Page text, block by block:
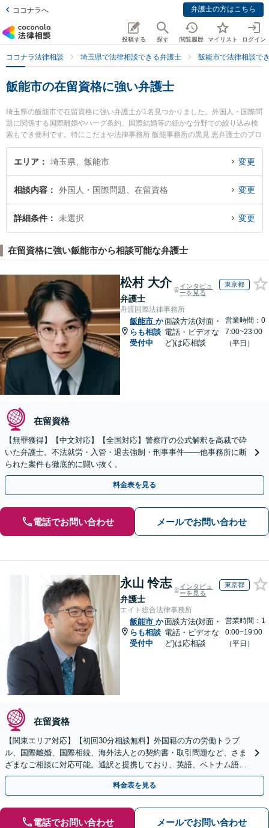
ココナラへ 弁護士の方はこちら
投稿する 探す 閲覧履歴 マイリスト ログイン
ココナラ法律相談 埼玉県で法律相談できる弁護士 飯能市で法律相談で
飯能市の在留資格に強い弁護士
埼玉県の飯能市で在留資格に強い弁護士が1名見つかりました。外国人・国際問
題に関係する国際離婚やハーグ条約、国際結婚等の細かな分野での絞り込み検
索もでき便利です。特にこだまや法律事務所 飯能事務所の黒見 恵弁護士のプロ
フィール情報や弁護士費用、強みなどが注目されています。『飯能市で土日や
夜間に発生した在留資格のトラブルを今すぐに弁護士に相談したい』『在留資
の相談者さんにおすすめです。
エリア 埼玉県、飯能市 変更
相談内容 外国人・国際問題、在留資格 変更
詳細条件 未選択 変更
在留資格に強い飯能市から相談可能な弁護士
松村 大介
弁護士
インタビュ
ーを見る
東京都
舟渡国際法律事務所
飯能市 か
らも相談
受付中
面談方法(対面・
電話・ビデオな
ど)は応相談
営業時間：0
7:00~23:00
（平日）
在留資格
【無罪獲得】【中文対応】【全国対応】警察庁の公式解釈を高裁で砕
いた弁護士。不法就労・入管・退去強制・刑事事件——他事務所に断
られた案件も徹底的に闘い抜く。
料金表を見る
電話でお問い合わせ メールでお問い合わせ
永山 怜志
弁護士
インタビュ
ーを見る
東京都
エイト総合法律事務所
飯能市 か
らも相談
受付中
面談方法(対面・
電話・ビデオな
ど)は応相談
営業時間：1
0:00~19:00
（平日）
在留資格
【関東エリア対応】【初回30分相談無料】外国籍の方の労働トラブ
ル、国際離婚、国際相続、海外法人との契約書・取引問題など、さま
ざまなご相談に対応可能。通訳と提携しており、英語、ベトナム語、
中国語、タイ語等対応可能です（通訳料別途）。
料金表を見る
電話でお問い合わせ メールでお問い合わせ